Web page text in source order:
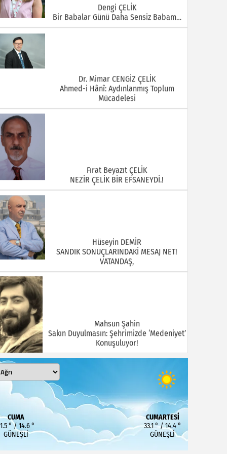
Dengi ÇELİK
Bir Babalar Günü Daha Sensiz Babam…
Dr. Mimar CENGİZ ÇELİK
Ahmed-i Hânî: Aydınlanmış Toplum
Mücadelesi
Fırat Beyazıt ÇELİK
NEZİR ÇELİK BİR EFSANEYDİ.!
Hüseyin DEMİR
SANDIK SONUÇLARINDAKİ MESAJ NET!
VATANDAŞ,
Mahsun Şahin
Sakın Duyulmasın: Şehrimizde ‘Medeniyet’
Konuşuluyor!
MEHMET KOÇ
DOĞUBAYAZIT ASLINDA BİR İNANÇ
MERKEZİDİR
CUMA
° / 14.6 °
GÜNEŞLI
CUMARTESI
33.1 ° / 14.4 °
GÜNEŞLI